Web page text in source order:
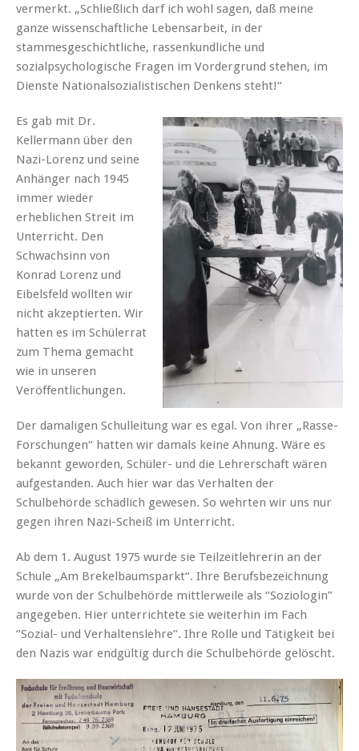
vermerkt. „Schließlich darf ich wohl sagen, daß meine
ganze wissenschaftliche Lebensarbeit, in der
stammesgeschichtliche, rassenkundliche und
sozialpsychologische Fragen im Vordergrund stehen, im
Dienste Nationalsozialistischen Denkens steht!“
Es gab mit Dr.
Kellermann über den
Nazi-Lorenz und seine
Anhänger nach 1945
immer wieder
erheblichen Streit im
Unterricht. Den
Schwachsinn von
Konrad Lorenz und
Eibelsfeld wollten wir
nicht akzeptierten. Wir
hatten es im Schülerrat
zum Thema gemacht
wie in unseren
Veröffentlichungen.
Der damaligen Schulleitung war es egal. Von ihrer „Rasse-
Forschungen“ hatten wir damals keine Ahnung. Wäre es
bekannt geworden, Schüler- und die Lehrerschaft wären
aufgestanden. Auch hier war das Verhalten der
Schulbehörde schädlich gewesen. So wehrten wir uns nur
gegen ihren Nazi-Scheiß im Unterricht.
Ab dem 1. August 1975 wurde sie Teilzeitlehrerin an der
Schule „Am Brekelbaumsparkt“. Ihre Berufsbezeichnung
wurde von der Schulbehörde mittlerweile als “Soziologin”
angegeben. Hier unterrichtete sie weiterhin im Fach
“Sozial- und Verhaltenslehre”. Ihre Rolle und Tätigkeit bei
den Nazis war endgültig durch die Schulbehörde gelöscht.